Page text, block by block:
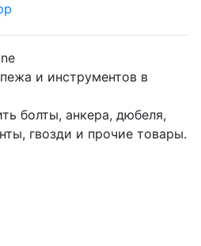
и инструментов в
болты, анкера, дюбеля,
гвозди и прочие товары.